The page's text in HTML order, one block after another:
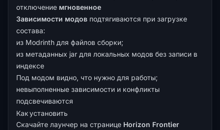
отключение мгновенное
Зависимости модов подтягиваются при загрузке
состава:
из Modrinth для файлов сборки;
из метаданных jar для локальных модов без записи в
индексе
Под модом видно, что нужно для работы;
невыполненные зависимости и конфликты
подсвечиваются
Как установить
Скачайте лаунчер на странице Horizon Frontier